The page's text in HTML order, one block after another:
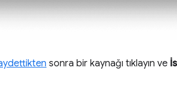
sonra bir kaynağı tıklayın ve